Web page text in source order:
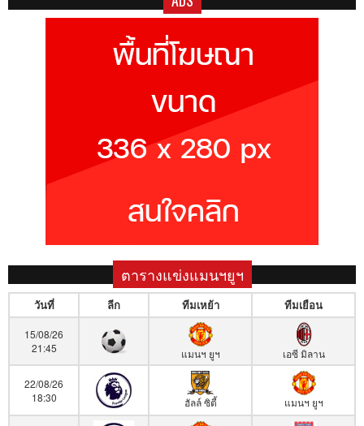
ตารางแข่งแมนฯยูฯ
วันที่ ลีก ทีมเหย้า ทีมเยือน
15/08/26
21:45
แมนฯ ยูฯ เอซี มิลาน
22/08/26
18:30
ฮัลล์ ซิตี้ แมนฯ ยูฯ